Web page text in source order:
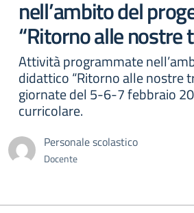
nell’ambito del
“Ritorno alle nostre
Attività programmate
didattico “Ritorno alle nostre
giornate del 5-6-7 febbraio
curricolare.
Personale scolastico
Docente